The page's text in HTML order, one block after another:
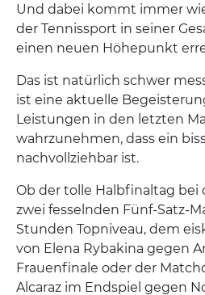
Und dabei kommt immer
der Tennissport in seiner
einen neuen Höhepunkt
Das ist natürlich schwer
ist eine aktuelle
Leistungen in den letzten
wahrzunehmen, dass ein
nachvollziehbar ist.
Ob der tolle Halbfinaltag bei
zwei fesselnden Fünf-Satz-
Stunden Topniveau, dem
von Elena Rybakina gegen
Frauenfinale oder der
Alcaraz im Endspiel gegen